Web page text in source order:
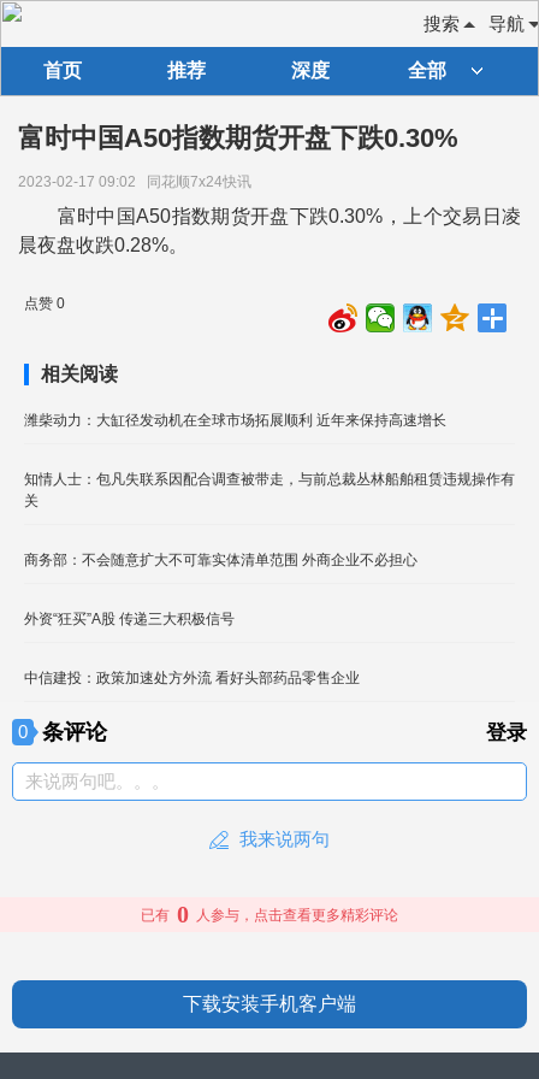
导航
搜索
首页 推荐 深度 全部
富时中国A50指数期货开盘下跌0.30%
2023-02-17 09:02 同花顺7x24快讯
富时中国A50指数期货开盘下跌0.30%，上个交易日凌
晨夜盘收跌0.28%。
点赞 0
相关阅读
潍柴动力：大缸径发动机在全球市场拓展顺利 近年来保持高速增长
知情人士：包凡失联系因配合调查被带走，与前总裁丛林船舶租赁违规操作有
关
商务部：不会随意扩大不可靠实体清单范围 外商企业不必担心
外资“狂买”A股 传递三大积极信号
中信建投：政策加速处方外流 看好头部药品零售企业
0 条评论 登录
来说两句吧。。。
我来说两句
已有 0 人参与，点击查看更多精彩评论
下载安装手机客户端